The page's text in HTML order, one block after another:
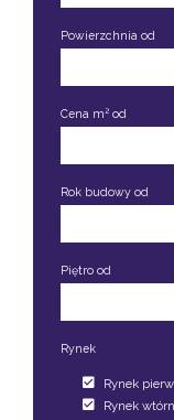
3 pokoje
4 pokoje
6 pokoi
Powierzchnia od
Cena m2 od
Rok budowy od
Piętro od
Rynek
Rynek
Rynek